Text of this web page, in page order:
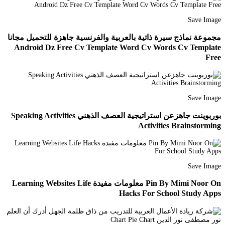
Save Image
مجموعة نماذج سيرة ذاتية بالعربية والفرنسية جاهزة للتحميل مجانا
Android Dz Free Cv Template Word Cv Words Cv Template
Free
Save Image
بوربوينت جاهزعن استراتيجية العصف الذهني Speaking Activities
Activities Brainstorming
Save Image
Pin By Mimi Noor On معلومات مفيدة Learning Websites Life
Hacks For School Study Apps